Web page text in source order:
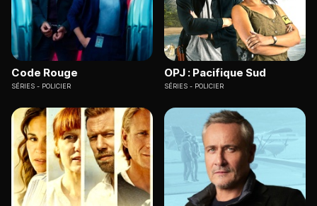
Code Rouge
SÉRIES POLICIER
OPJ : Pacifique Sud
SÉRIES POLICIER